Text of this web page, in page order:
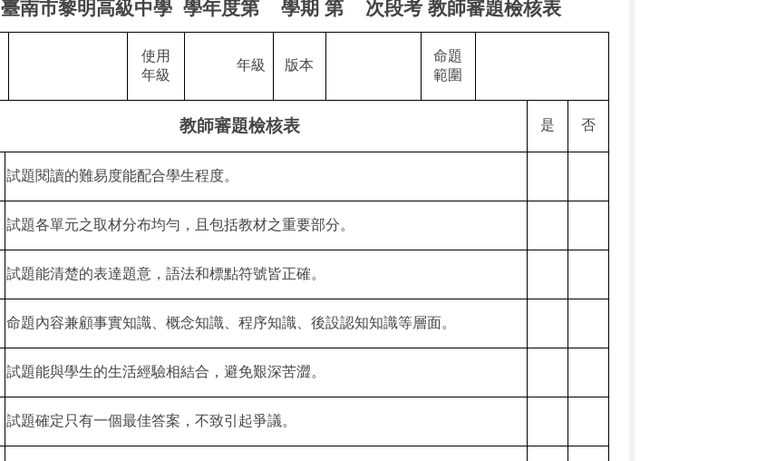
臺南市黎明高級中學 學年度第 學期 第 次段考 教師審題檢核表
使用
年級
年級 版本
命題
範圍
教師審題檢核表 是 否
試題閱讀的難易度能配合學生程度。
試題各單元之取材分布均勻，且包括教材之重要部分。
試題能清楚的表達題意，語法和標點符號皆正確。
命題內容兼顧事實知識、概念知識、程序知識、後設認知知識等層面。
試題能與學生的生活經驗相結合，避免艱深苦澀。
試題確定只有一個最佳答案，不致引起爭議。